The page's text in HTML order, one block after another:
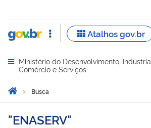
Abrir menu principal de navegação
Ministério do Desenvolvimento, Indústria,
Comércio e Serviços
Você está aqui:
Página Inicial
Busca
Busca
ENASERV